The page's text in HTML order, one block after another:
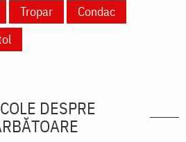
Tropar
Condac
DESPRE